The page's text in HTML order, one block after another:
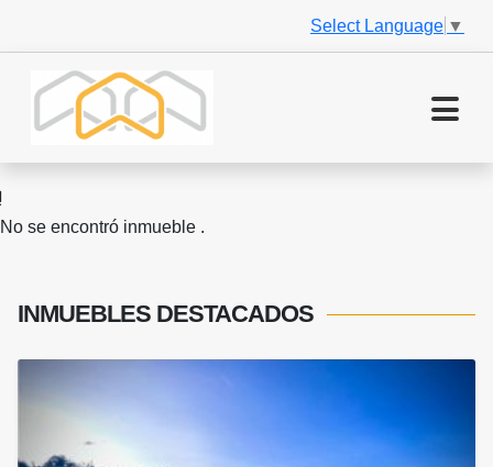
Select Language ▼
No se encontró inmueble .
INMUEBLES DESTACADOS